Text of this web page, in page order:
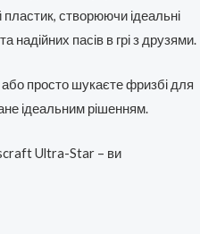
пластик, створюючи ідеальні
пасів в грі з друзями.
просто шукаєте фризбі для
ідеальним рішенням.
Ultra-Star – ви